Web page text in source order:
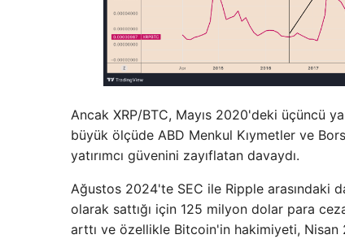
Ancak XRP/BTC, Mayıs 2020'deki üçüncü
büyük ölçüde ABD Menkul Kıymetler ve
yatırımcı güvenini zayıflatan davaydı.
Ağustos 2024'te SEC ile Ripple arasındaki
olarak sattığı için 125 milyon dolar para
arttı ve özellikle Bitcoin'in hakimiyeti, Nisan